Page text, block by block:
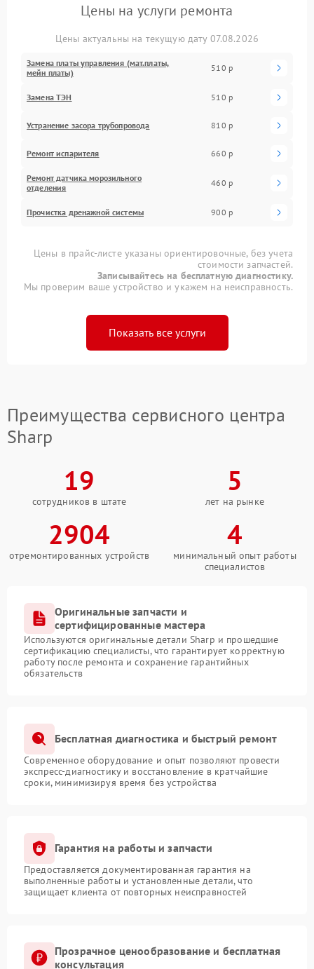
Цены на услуги ремонта
Цены актуальны на текущую дату 07.08.2026
Замена платы управления (мат.платы,
мейн платы)
510 р
Замена ТЭН 510 р
Устранение засора трубопровода 810 р
Ремонт испарителя 660 р
Ремонт датчика морозильного
отделения
460 р
Прочистка дренажной системы 900 р
Цены в прайс-листе указаны ориентировочные, без учета
стоимости запчастей.
Записывайтесь на бесплатную диагностику.
Мы проверим ваше устройство и укажем на неисправность.
Показать все услуги
Преимущества сервисного центра
Sharp
19
сотрудников в штате
5
лет на рынке
2904
отремонтированных устройств
4
минимальный опыт работы
специалистов
Оригинальные запчасти и
сертифицированные мастера
Используются оригинальные детали Sharp и прошедшие
сертификацию специалисты, что гарантирует корректную
работу после ремонта и сохранение гарантийных
обязательств
Бесплатная диагностика и быстрый ремонт
Современное оборудование и опыт позволяют провести
экспресс-диагностику и восстановление в кратчайшие
сроки, минимизируя время без устройства
Гарантия на работы и запчасти
Предоставляется документированная гарантия на
выполненные работы и установленные детали, что
защищает клиента от повторных неисправностей
Прозрачное ценообразование и бесплатная
консультация